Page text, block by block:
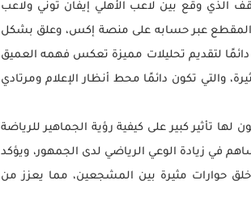
الذي وقع بين لاعب الأهلي إيفان توني ولاعب
المقطع عبر حسابه على منصة إكس، وعلق بشكل
لتقديم تحليلات مميزة تعكس فهمه العميق
والتي تكون دائمًا محط أنظار الإعلام ومرتادي
تأثير كبير على كيفية رؤية الجماهير للرياضة
في زيادة الوعي الرياضي لدى الجمهور، ويؤكد
خلق حوارات مثيرة بين المشجعين، مما يعزز من